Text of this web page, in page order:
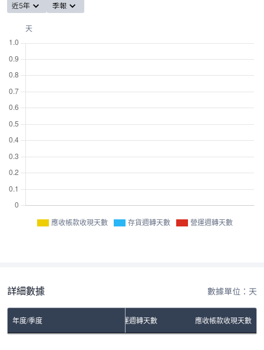
近5年 季報
應收帳款收現天數 存貨週轉天數 營運週轉天數
詳細數據 數據單位：天
年度/季度
存貨週轉天數 營運週轉天數 應收帳款收現天數